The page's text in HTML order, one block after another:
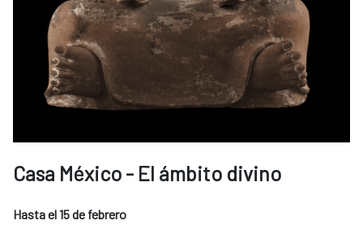
Casa México - El ámbito divino
Hasta el 15 de febrero